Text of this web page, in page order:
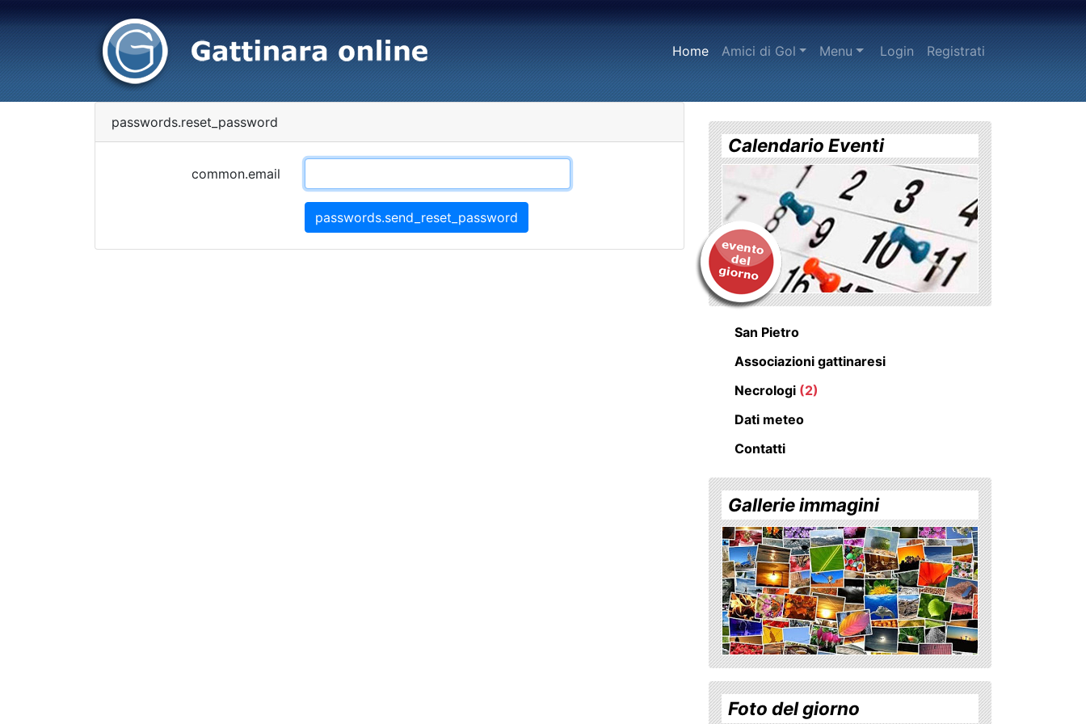
Home(current)
Amici di Gol Menu Login Registrati
passwords.reset_password
common.email
passwords.send_reset_password
Calendario Eventi
San Pietro
Associazioni gattinaresi
Necrologi (2)
Dati meteo
Contatti
Gallerie immagini
Foto del giorno